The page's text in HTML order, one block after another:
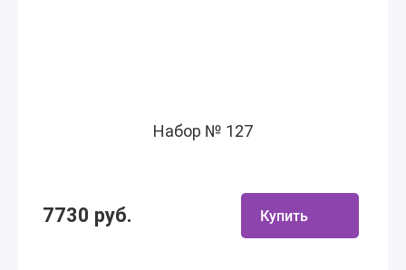
Набор № 127
7730 руб. Купить